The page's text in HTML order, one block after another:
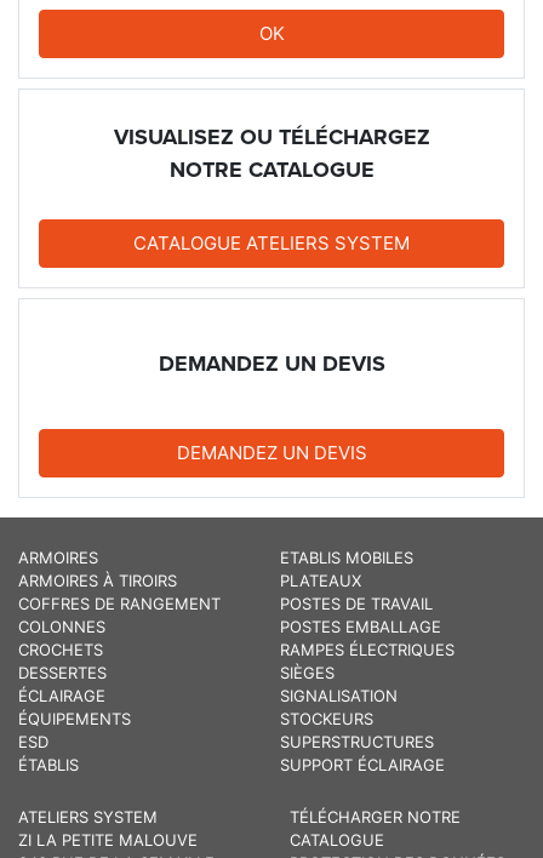
OK
VISUALISEZ OU TÉLÉCHARGEZ
NOTRE CATALOGUE
CATALOGUE ATELIERS SYSTEM
DEMANDEZ UN DEVIS
DEMANDEZ UN DEVIS
ARMOIRES
ARMOIRES À TIROIRS
COFFRES DE RANGEMENT
COLONNES
CROCHETS
DESSERTES
ÉCLAIRAGE
ÉQUIPEMENTS
ESD
ÉTABLIS
ETABLIS MOBILES
PLATEAUX
POSTES DE TRAVAIL
POSTES EMBALLAGE
RAMPES ÉLECTRIQUES
SIÈGES
SIGNALISATION
STOCKEURS
SUPERSTRUCTURES
SUPPORT ÉCLAIRAGE
ATELIERS SYSTEM
ZI LA PETITE MALOUVE
TÉLÉCHARGER NOTRE
CATALOGUE